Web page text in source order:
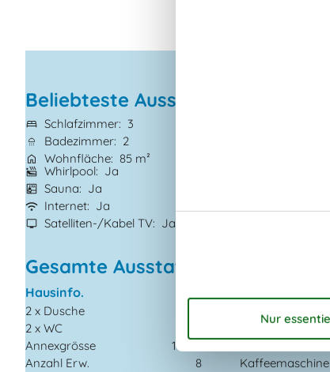
Beliebteste Ausstattungen
Schlafzimmer
3
Badezimmer
2
Wohnfläche 85 m²
Whirlpool
Ja
Sauna
Ja
Internet
Ja
Satelliten-/Kabel TV
Ja
Gesamte Ausstattung
Hausinfo.
2 x Dusche
2 x WC
Annexgrösse
10 m²
Anzahl Erw.
8
Abzugshaube
Gefriertruhe
Kaffeemaschine